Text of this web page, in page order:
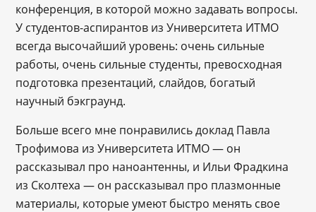
конференция, в которой можно задавать вопросы.
У студентов-аспирантов из Университета ИТМО
всегда высочайший уровень: очень сильные
работы, очень сильные студенты, превосходная
подготовка презентаций, слайдов, богатый
научный бэкграунд.
Больше всего мне понравились доклад Павла
Трофимова из Университета ИТМО — он
рассказывал про наноантенны, и Ильи Фрадкина
из Сколтеха — он рассказывал про плазмонные
материалы, которые умеют быстро менять свое